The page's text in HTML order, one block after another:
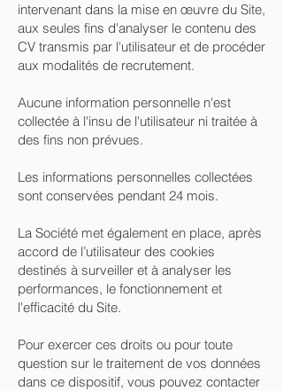
intervenant dans la mise en œuvre du Site,
aux seules fins d'analyser le contenu des
CV transmis par l'utilisateur et de procéder
aux modalités de recrutement.
Aucune information personnelle n'est
collectée à l'insu de l'utilisateur ni traitée à
des fins non prévues.
Les informations personnelles collectées
sont conservées pendant 24 mois.
La Société met également en place, après
accord de l’utilisateur des cookies
destinés à surveiller et à analyser les
performances, le fonctionnement et
l'efficacité du Site.
Pour exercer ces droits ou pour toute
question sur le traitement de vos données
dans ce dispositif, vous pouvez contacter